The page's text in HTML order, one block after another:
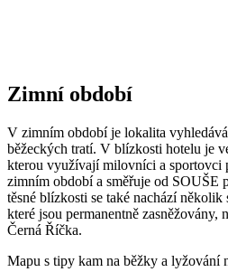
Zimní období
V zimním období je lokalita
běžeckých tratí. V blízkosti hotelu je
kterou využívají milovníci a sportovci
zimním období a směřuje od SOUŠE
těsné blízkosti se také nachází
které jsou permanentně zasněžovány,
Černá Říčka.
Mapu s tipy kam na běžky a lyžování